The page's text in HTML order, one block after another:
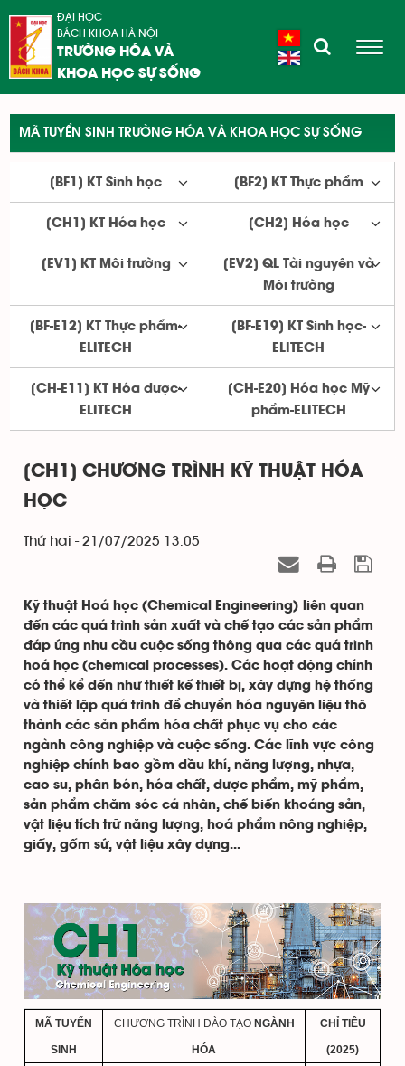
ĐẠI HỌC
BÁCH KHOA HÀ NỘI
TRƯỜNG HÓA VÀ
KHOA HỌC SỰ SỐNG
MÃ TUYỂN SINH TRƯỜNG HÓA VÀ KHOA HỌC SỰ SỐNG
[BF1] KT Sinh học [BF2] KT Thực phẩm
[CH1] KT Hóa học [CH2] Hóa học
[EV1] KT Môi trường
[EV2] QL Tài nguyên và
Môi trường
[BF-E12] KT Thực phẩm-
ELITECH
[BF-E19] KT Sinh học-
ELITECH
[CH-E11] KT Hóa dược-
ELITECH
[CH-E20] Hóa học Mỹ
phẩm-ELITECH
[CH1] CHƯƠNG TRÌNH KỸ THUẬT HÓA
HỌC
Thứ hai - 21/07/2025 13:05
Kỹ thuật Hoá học (Chemical Engineering) liên quan
đến các quá trình sản xuất và chế tạo các sản phẩm
đáp ứng nhu cầu cuộc sống thông qua các quá trình
hoá học (chemical processes). Các hoạt động chính
có thể kể đến như thiết kế thiết bị, xây dựng hệ thống
và thiết lập quá trình để chuyển hóa nguyên liệu thô
thành các sản phẩm hóa chất phục vụ cho các
ngành công nghiệp và cuộc sống. Các lĩnh vực công
nghiệp chính bao gồm dầu khí, năng lượng, nhựa,
cao su, phân bón, hóa chất, dược phẩm, mỹ phẩm,
sản phẩm chăm sóc cá nhân, chế biến khoáng sản,
vật liệu tích trữ năng lượng, hoá phẩm nông nghiệp,
giấy, gốm sứ, vật liệu xây dựng...
MÃ TUYỂN
SINH
CHƯƠNG TRÌNH ĐÀO TẠO NGÀNH
HÓA
CHỈ TIÊU
(2025)